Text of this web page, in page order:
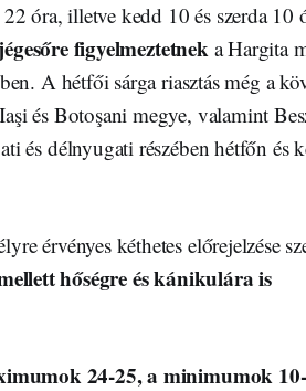
óra, illetve kedd 10 és szerda 10
figyelmeztetneka Hargita
A hétfői sárga riasztás még a
és Botoşani megye, valamint
és délnyugati részében hétfőn és
érvényes kéthetes előrejelzése
hőségre és kánikulára is
24-25, a minimumok